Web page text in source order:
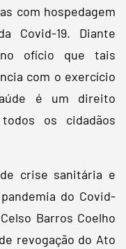
com hospedagem
Covid-19. Diante
ofício que tais
com o exercício
é um direito
os cidadãos
crise sanitária e
do Covid-
Barros Coelho
revogação do Ato